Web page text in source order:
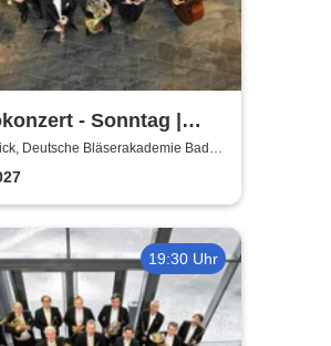
- Sonntag |
Deutsche Bläserakademie Bad
19:30 Uhr